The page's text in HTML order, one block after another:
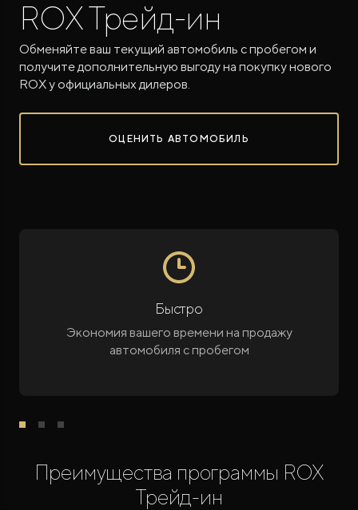
от 9 300 000 ₽*
ROX Трейд-ин
Обменяйте ваш текущий автомобиль с пробегом и
получите дополнительную выгоду на покупку нового
ROX у официальных дилеров.
ОЦЕНИТЬ АВТОМОБИЛЬ
Быстро
Экономия вашего времени на продажу
автомобиля с пробегом
Преимущества программы ROX
Трейд-ин